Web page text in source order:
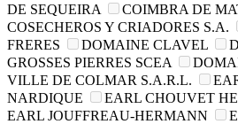
DE SEQUEIRA
COIMBRA DE
COSECHEROS Y CRIADORES S.A.
FRERES
DOMAINE CLAVEL
GROSSES PIERRES SCEA
VILLE DE COLMAR S.A.R.L.
NARDIQUE
EARL CHOUVET
EARL JOUFFREAU-HERMANN